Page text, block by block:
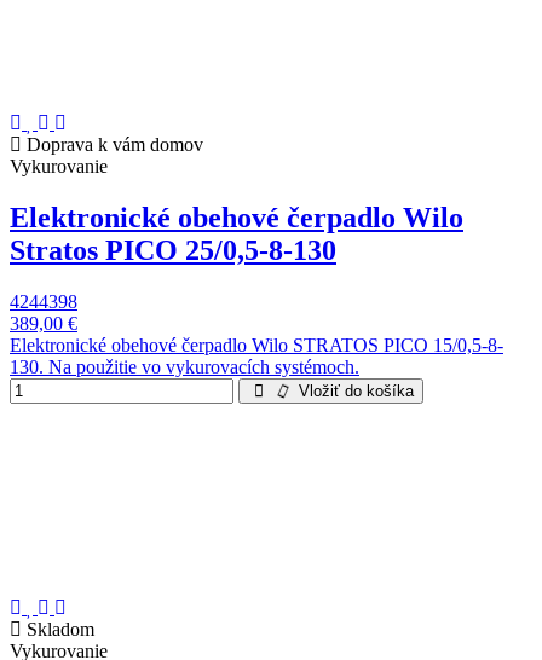
Doprava k vám domov
Vykurovanie
Elektronické obehové čerpadlo Wilo
Stratos PICO 25/0,5-8-130
4244398
389,00 €
Elektronické obehové čerpadlo Wilo STRATOS PICO 15/0,5-8-
130. Na použitie vo vykurovacích systémoch.
Vložiť do košíka
Skladom
Vykurovanie